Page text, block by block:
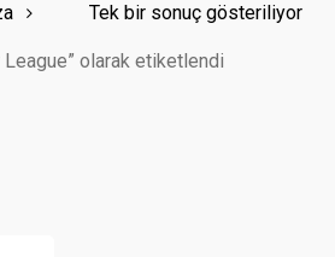
Tek bir sonuç gösteriliyor
League” olarak etiketlendi